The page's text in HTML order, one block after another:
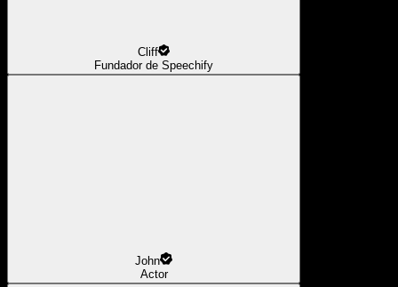
Cliff
Fundador de Speechify
John
Actor